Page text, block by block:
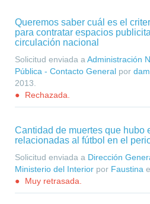
Queremos saber cuál es el
para contratar espacios
circulación nacional
Solicitud enviada a Administración
Pública - Contacto General por
2013
Rechazada.
Cantidad de muertes que hubo
relacionadas al fútbol en el
Solicitud enviada a Dirección
Ministerio del Interior por Faustina
Muy retrasada.